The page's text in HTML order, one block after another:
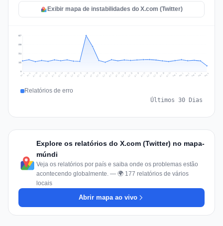
Exibir mapa de instabilidades do X.com (Twitter)
132
264
395
527
Jul 8 Jul 9 Jul 10 Jul 11 Jul 12 Jul 13 Jul 14 Jul 15 Jul 16 Jul 17 Jul 18 Jul 19 Jul 20 Jul 21 Jul 22 Jul 23 Jul 24 Jul 25 Jul 26 Jul 27 Jul 28 Jul 29 Jul 30 Jul 31 Aug 1 Aug 2 Aug 3 Aug 4 Aug 5 Aug 6
Relatórios de erro
Últimos 30 Dias
Explore os relatórios do X.com (Twitter) no mapa-
múndi
Veja os relatórios por país e saiba onde os problemas estão
acontecendo globalmente. — 🌍 177 relatórios de vários
locais
Abrir mapa ao vivo